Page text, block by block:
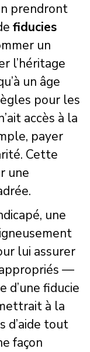
prendront
fiducies
un
l’héritage
un âge
pour les
accès à la
payer
Cette
une
une
lui assurer
—
d’une fiducie
à la
d’aide tout
façon